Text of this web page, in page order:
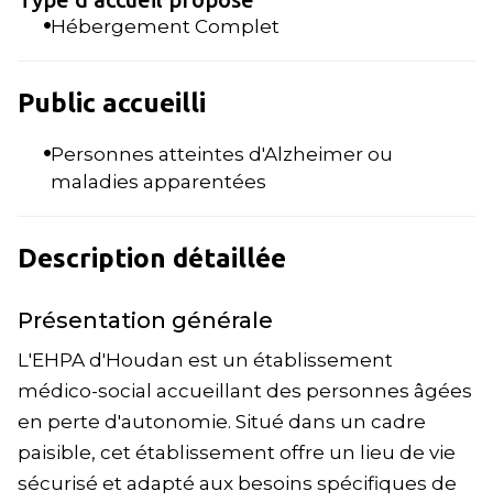
Hébergement Complet
Public accueilli
Personnes atteintes d'Alzheimer ou
maladies apparentées
Description détaillée
Présentation générale
L'EHPA d'Houdan est un établissement
médico-social accueillant des personnes âgées
en perte d'autonomie. Situé dans un cadre
paisible, cet établissement offre un lieu de vie
sécurisé et adapté aux besoins spécifiques de